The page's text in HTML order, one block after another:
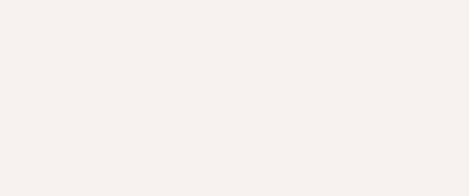
stage ou d’alternance :
& LM adaptés. Se préparer à
de ses démarches